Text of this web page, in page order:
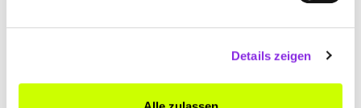
Details zeigen